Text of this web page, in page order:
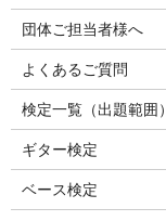
団体ご担当者様へ
よくあるご質問
検定一覧（出題範囲）
ギター検定
ベース検定